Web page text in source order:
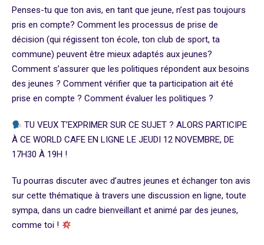
Penses-tu que ton avis, en tant que jeune, n’est pas toujours
pris en compte? Comment les processus de prise de
décision (qui régissent ton école, ton club de sport, ta
commune) peuvent être mieux adaptés aux jeunes?
Comment s’assurer que les politiques répondent aux besoins
des jeunes ? Comment vérifier que ta participation ait été
prise en compte ? Comment évaluer les politiques ?
TU VEUX T’EXPRIMER SUR CE SUJET ? ALORS PARTICIPE
À CE WORLD CAFE EN LIGNE LE JEUDI 12 NOVEMBRE, DE
17H30 À 19H !
Tu pourras discuter avec d’autres jeunes et échanger ton avis
sur cette thématique à travers une discussion en ligne, toute
sympa, dans un cadre bienveillant et animé par des jeunes,
comme toi !